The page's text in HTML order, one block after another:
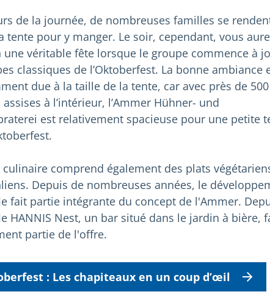
de la journée, de nombreuses familles se
tente pour y manger. Le soir, cependant, vous
une véritable fête lorsque le groupe commence à
classiques de l’Oktoberfest. La bonne ambiance
due à la taille de la tente, car avec près de 500
assises à l’intérieur, l’Ammer Hühner- und
est relativement spacieuse pour une petite
culinaire comprend également des plats
Depuis de nombreuses années, le
fait partie intégrante du concept de l'Ammer.
HANNIS Nest, un bar situé dans le jardin à bière,
partie de l'offre.
: Les chapiteaux en un coup d’œil